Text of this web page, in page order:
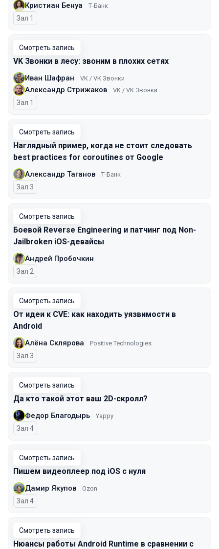
Кристиан Бенуа Т-Банк
Зал 1
Смотреть запись
VK Звонки в лесу: звоним в плохих сетях
Иван Шафран VK / VK Звонки
Александр Стрижаков VK / VK Звонки
Зал 1
Смотреть запись
Наглядный пример, когда не стоит следовать
best practices for coroutines от Google
Александр Таганов Т-Банк
Зал 3
Смотреть запись
Боевой Reverse Engineering и патчинг под Non-
Jailbroken iOS-девайсы
Андрей Пробочкин
Зал 2
Смотреть запись
От идеи к CVE: как находить уязвимости в
Android
Алёна Склярова Positive Technologies
Зал 3
Смотреть запись
Да кто такой этот ваш 2D-скролл?
Федор Благодырь Yappy
Зал 4
Смотреть запись
Пишем видеоплеер под iOS с нуля
Дамир Якупов Ozon
Зал 4
Смотреть запись
Нюансы работы Android Runtime в сравнении с